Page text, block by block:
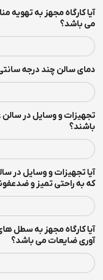
آیا کارگاه مجهز به
می باشد؟
دمای سالن چند درجه
تجهیزات و وسایل در
باشند؟
آیا تجهیزات و وسایل در
که به راحتی تمیز و
آیا کارگاه مجهز به سطل
آوری ضایعات می باشد؟